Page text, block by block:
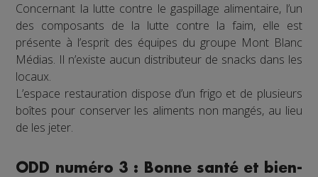
Concernant la lutte contre le gaspillage alimentaire, l’un
des composants de la lutte contre la faim, elle est
présente à l’esprit des équipes du groupe Mont Blanc
Médias. Il n’existe aucun distributeur de snacks dans les
locaux.
L’espace restauration dispose d’un frigo et de plusieurs
boîtes pour conserver les aliments non mangés, au lieu
de les jeter.
ODD numéro 3 : Bonne santé et bien-